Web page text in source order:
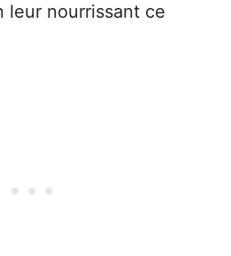
leur nourrissant ce